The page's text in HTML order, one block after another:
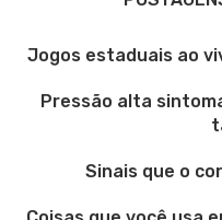
Jogos estaduais ao
Pressão alta
Sinais que o